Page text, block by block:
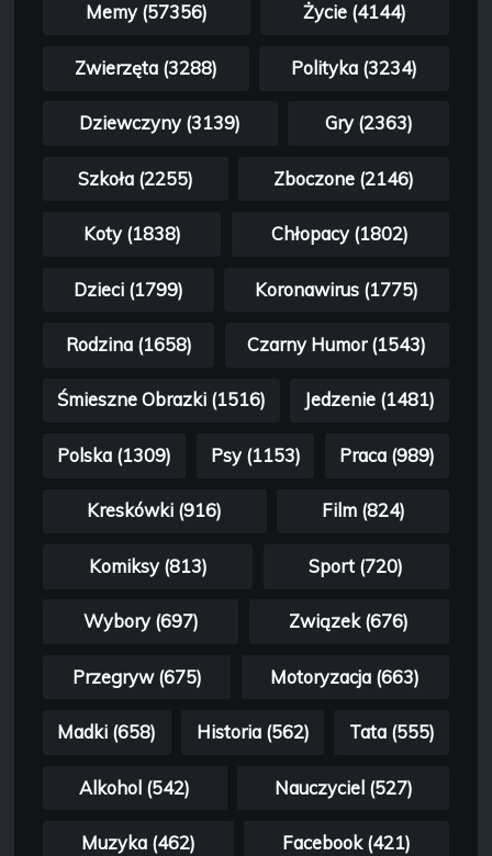
Memy (57356) Życie (4144)
Zwierzęta (3288) Polityka (3234)
Dziewczyny (3139) Gry (2363)
Szkoła (2255) Zboczone (2146)
Koty (1838) Chłopacy (1802)
Dzieci (1799) Koronawirus (1775)
Rodzina (1658) Czarny Humor (1543)
Śmieszne Obrazki (1516) Jedzenie (1481)
Polska (1309) Psy (1153) Praca (989)
Kreskówki (916) Film (824)
Komiksy (813) Sport (720)
Wybory (697) Związek (676)
Przegryw (675) Motoryzacja (663)
Madki (658) Historia (562) Tata (555)
Alkohol (542) Nauczyciel (527)
Muzyka (462) Facebook (421)